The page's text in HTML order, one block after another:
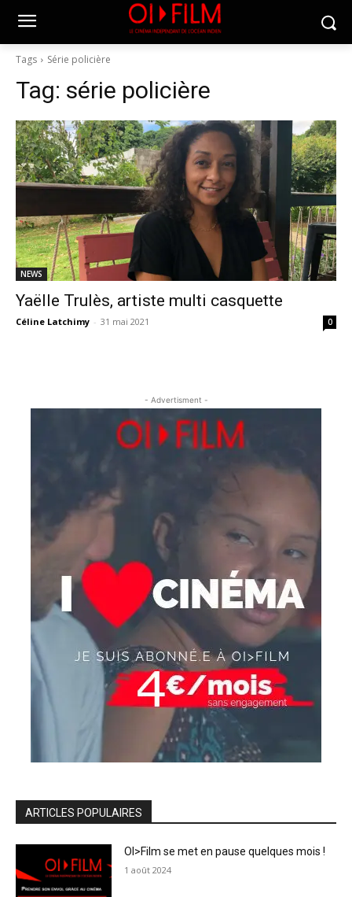
Tags Série policière
Tag: série policière
NEWS
Yaëlle Trulès, artiste multi casquette
Céline Latchimy - 31 mai 2021 0
- Advertisment -
ARTICLES POPULAIRES
OI>Film se met en pause quelques mois !
1 août 2024